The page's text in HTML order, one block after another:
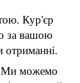
Кур'єр
за вашою
отриманні.
Ми можемо